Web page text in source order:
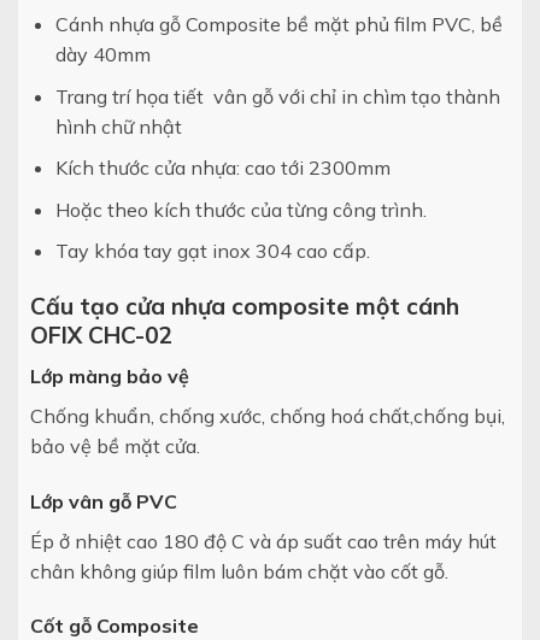
Cánh nhựa gỗ Composite bề mặt phủ film PVC, bề
dày 40mm
Trang trí họa tiết vân gỗ với chỉ in chìm tạo thành
hình chữ nhật
Kích thước cửa nhựa: cao tới 2300mm
Hoặc theo kích thước của từng công trình.
Tay khóa tay gạt inox 304 cao cấp.
Cấu tạo cửa nhựa composite một cánh
OFIX CHC-02
Lớp màng bảo vệ
Chống khuẩn, chống xước, chống hoá chất,chống bụi,
bảo vệ bề mặt cửa.
Lớp vân gỗ PVC
Ép ở nhiệt cao 180 độ C và áp suất cao trên máy hút
chân không giúp film luôn bám chặt vào cốt gỗ.
Cốt gỗ Composite